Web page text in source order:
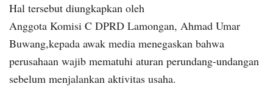
Hal tersebut diungkapkan oleh
Anggota Komisi C DPRD Lamongan, Ahmad Umar
Buwang,kepada awak media menegaskan bahwa
perusahaan wajib mematuhi aturan perundang-undangan
sebelum menjalankan aktivitas usaha.